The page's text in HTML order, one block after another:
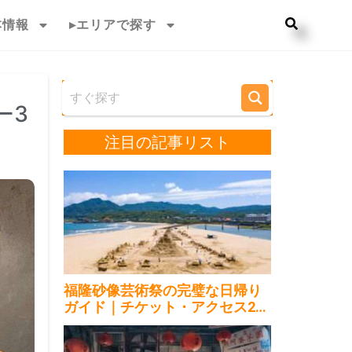
報 ▸エリアで探す
3
注目の記事リスト
福隆砂像芸術祭の完璧な日帰り
ガイド｜チケット・アクセス202
6